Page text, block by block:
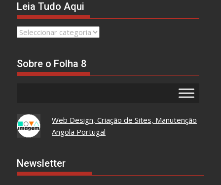
Leia Tudo Aqui
Leia
Sobre o Folha 8
Web Design, Criação de Sites, Manutenção
Angola Portugal
Newsletter